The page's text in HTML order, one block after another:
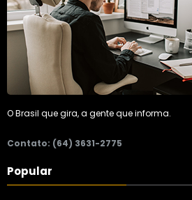
O Brasil que gira, a gente que informa.
Contato: (64) 3631-2775
Popular